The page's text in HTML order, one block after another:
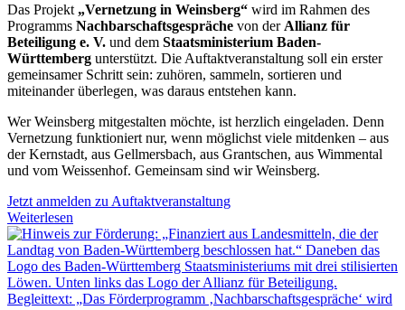
Das Projekt „Vernetzung in Weinsberg“ wird im Rahmen des
Programms Nachbarschaftsgespräche von der Allianz für
Beteiligung e. V. und dem Staatsministerium Baden-
Württemberg unterstützt. Die Auftaktveranstaltung soll ein erster
gemeinsamer Schritt sein: zuhören, sammeln, sortieren und
miteinander überlegen, was daraus entstehen kann.
Wer Weinsberg mitgestalten möchte, ist herzlich eingeladen. Denn
Vernetzung funktioniert nur, wenn möglichst viele mitdenken – aus
der Kernstadt, aus Gellmersbach, aus Grantschen, aus Wimmental
und vom Weissenhof. Gemeinsam sind wir Weinsberg.
Jetzt anmelden zu Auftaktveranstaltung
Weiterlesen